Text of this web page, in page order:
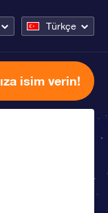
Türkçe
isim verin!